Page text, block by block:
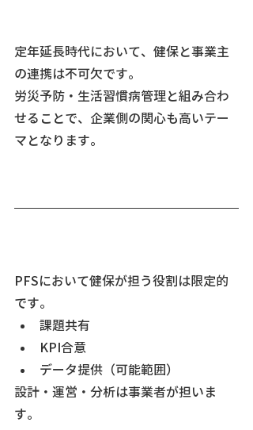
定年延長時代において、健保と事業主
の連携は不可欠です。
労災予防・生活習慣病管理と組み合わ
せることで、企業側の関心も高いテー
マとなります。
PFSにおいて健保が担う役割は限定的
です。
課題共有
KPI合意
データ提供（可能範囲）
設計・運営・分析は事業者が担いま
す。